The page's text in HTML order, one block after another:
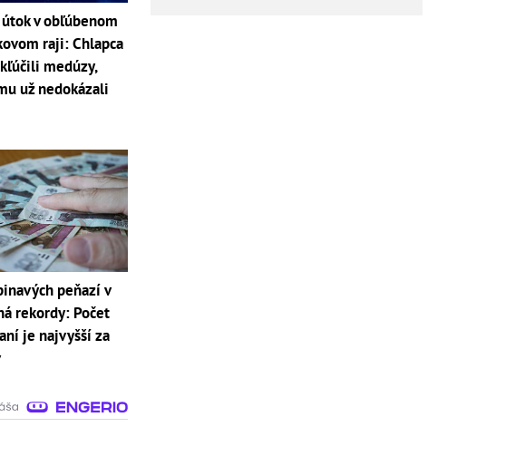
v obľúbenom
raji: Chlapca
medúzy,
už nedokázali
peňazí v
rekordy: Počet
je najvyšší za